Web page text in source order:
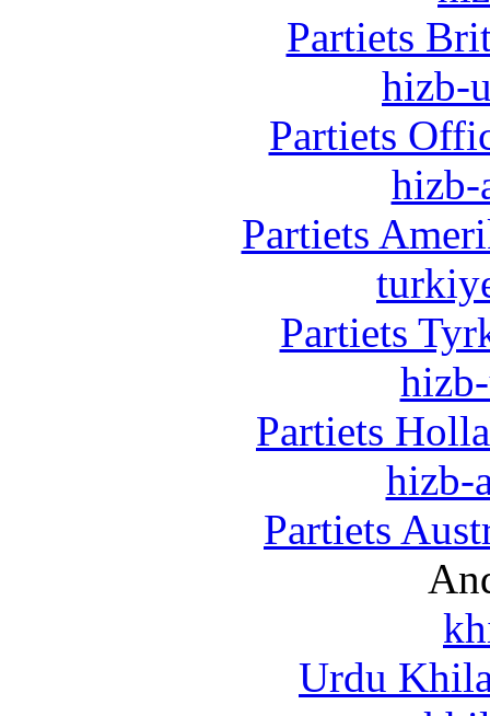
Partiets
hizb-
Partiets
hizb-
Partiets
Partiets
Partiets
hizb-
Partiets
Urdu